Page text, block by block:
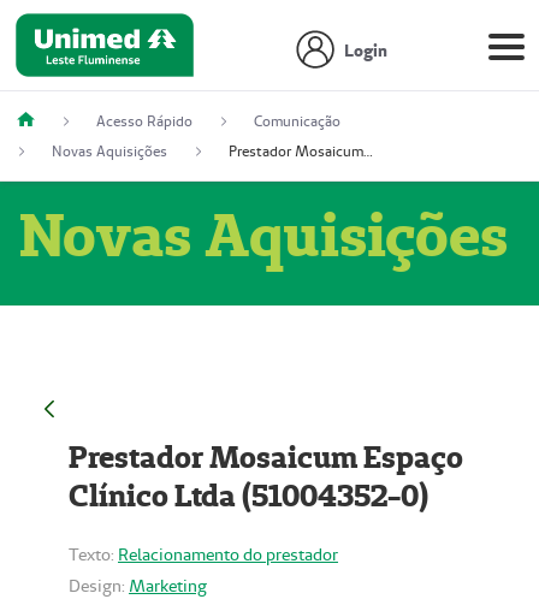
Login
Acesso Rápido
Comunicação
Novas Aquisições
Prestador Mosaicum Espaço Clínico Ltda (51004352-0)
Novas Aquisições
Prestador Mosaicum Espaço
Clínico Ltda (51004352-0)
Texto: Relacionamento do prestador
Design: Marketing